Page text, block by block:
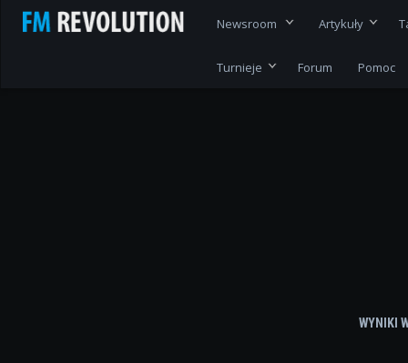
Newsroom Artykuły
Turnieje Forum Pomoc
WYNIKI